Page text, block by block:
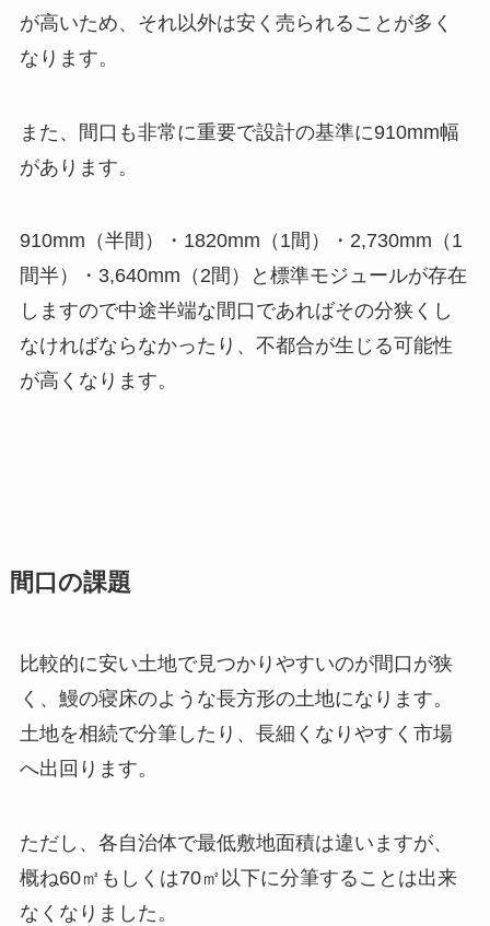
が高いため、それ以外は安く売られることが多く
なります。
また、間口も非常に重要で設計の基準に910mm幅
があります。
910mm（半間）・1820mm（1間）・2,730mm（1
間半）・3,640mm（2間）と標準モジュールが存在
しますので中途半端な間口であればその分狭くし
なければならなかったり、不都合が生じる可能性
が高くなります。
間口の課題
比較的に安い土地で見つかりやすいのが間口が狭
く、鰻の寝床のような長方形の土地になります。
土地を相続で分筆したり、長細くなりやすく市場
へ出回ります。
ただし、各自治体で最低敷地面積は違いますが、
概ね60㎡もしくは70㎡以下に分筆することは出来
なくなりました。